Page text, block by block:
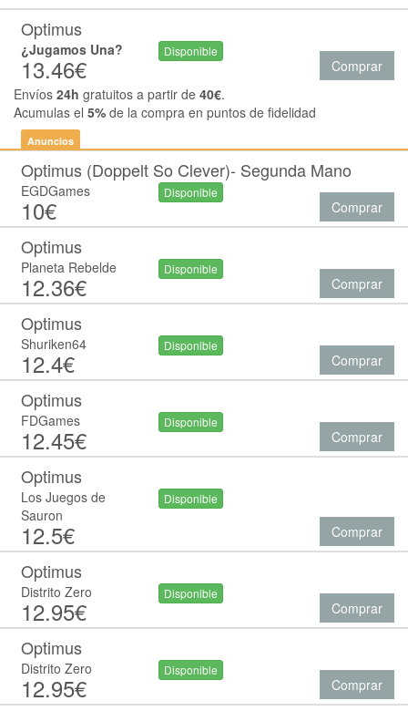
Optimus
¿Jugamos Una?
13.46€
Disponible
Comprar
Envíos 24h gratuitos a partir de 40€.
Acumulas el 5% de la compra en puntos de fidelidad
Anuncios
Optimus (Doppelt So Clever)- Segunda Mano
EGDGames
10€
Disponible
Comprar
Optimus
Planeta Rebelde
12.36€
Disponible
Comprar
Optimus
Shuriken64
12.4€
Disponible
Comprar
Optimus
FDGames
12.45€
Disponible
Comprar
Optimus
Los Juegos de
Sauron
12.5€
Disponible
Comprar
Optimus
Distrito Zero
12.95€
Disponible
Comprar
Optimus
Distrito Zero
12.95€
Disponible
Comprar